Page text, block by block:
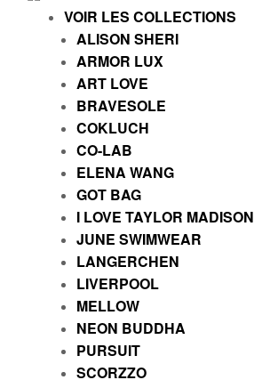
VOIR LES COLLECTIONS
ALISON SHERI
ARMOR LUX
ART LOVE
BRAVESOLE
COKLUCH
CO-LAB
ELENA WANG
GOT BAG
I LOVE TAYLOR MADISON
JUNE SWIMWEAR
LANGERCHEN
LIVERPOOL
MELLOW
NEON BUDDHA
PURSUIT
SCORZZO